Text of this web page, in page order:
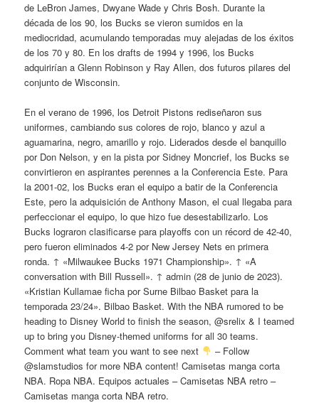
de LeBron James, Dwyane Wade y Chris Bosh. Durante la
década de los 90, los Bucks se vieron sumidos en la
mediocridad, acumulando temporadas muy alejadas de los éxitos
de los 70 y 80. En los drafts de 1994 y 1996, los Bucks
adquirirían a Glenn Robinson y Ray Allen, dos futuros pilares del
conjunto de Wisconsin.
En el verano de 1996, los Detroit Pistons rediseñaron sus
uniformes, cambiando sus colores de rojo, blanco y azul a
aguamarina, negro, amarillo y rojo. Liderados desde el banquillo
por Don Nelson, y en la pista por Sidney Moncrief, los Bucks se
convirtieron en aspirantes perennes a la Conferencia Este. Para
la 2001-02, los Bucks eran el equipo a batir de la Conferencia
Este, pero la adquisición de Anthony Mason, el cual llegaba para
perfeccionar el equipo, lo que hizo fue desestabilizarlo. Los
Bucks lograron clasificarse para playoffs con un récord de 42-40,
pero fueron eliminados 4-2 por New Jersey Nets en primera
ronda. ↑ «Milwaukee Bucks 1971 Championship». ↑ «A
conversation with Bill Russell». ↑ admin (28 de junio de 2023).
«Kristian Kullamae ficha por Surne Bilbao Basket para la
temporada 23/24». Bilbao Basket. With the NBA rumored to be
heading to Disney World to finish the season, @srelix & I teamed
up to bring you Disney-themed uniforms for all 30 teams.
Comment what team you want to see next
– Follow
@slamstudios for more NBA content! Camisetas manga corta
NBA. Ropa NBA. Equipos actuales – Camisetas NBA retro –
Camisetas manga corta NBA retro.